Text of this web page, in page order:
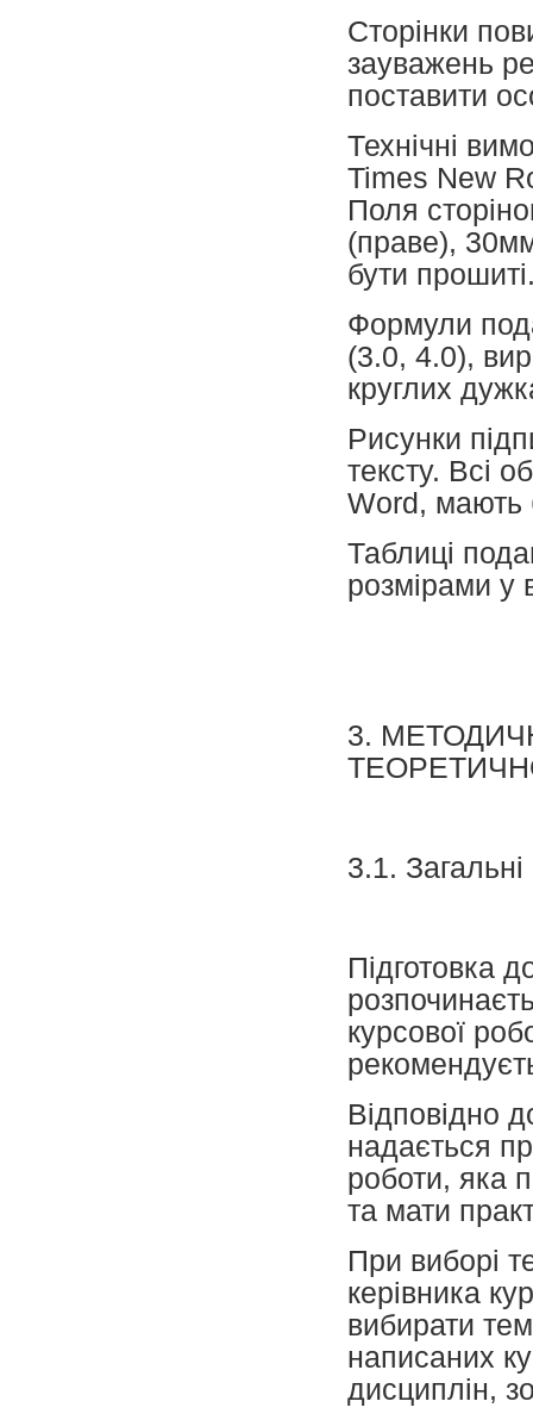
Сторінки
зауважень
поставити
Технічні
Times New
Поля
(праве),
бути
Формули
(3.0, 4.0),
круглих
Рисунки
тексту. Всі
Word, мають
Таблиці
розмірами у
3.
3.1.
Підготовка
курсової
Відповідно
надається
роботи, яка
та мати
При виборі
керівника
вибирати
написаних
дисциплін,